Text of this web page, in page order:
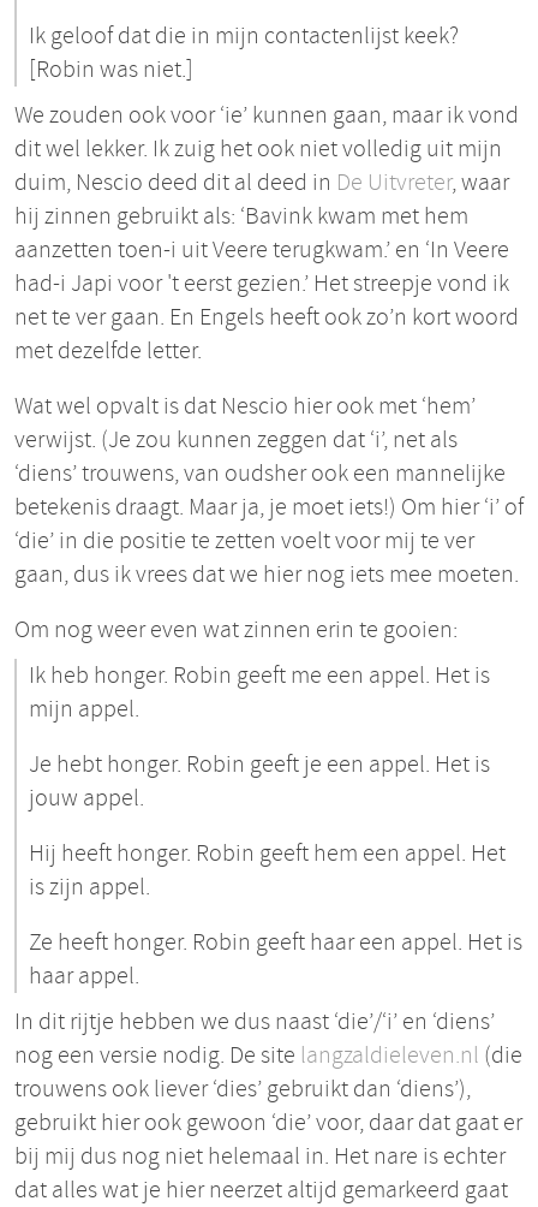
Ik geloof dat die in mijn contactenlijst keek?
[Robin was niet.]
We zouden ook voor ‘ie’ kunnen gaan, maar ik vond
dit wel lekker. Ik zuig het ook niet volledig uit mijn
duim, Nescio deed dit al deed in De Uitvreter, waar
hij zinnen gebruikt als: ‘Bavink kwam met hem
aanzetten toen-i uit Veere terugkwam.’ en ‘In Veere
had-i Japi voor 't eerst gezien.’ Het streepje vond ik
net te ver gaan. En Engels heeft ook zo’n kort woord
met dezelfde letter.
Wat wel opvalt is dat Nescio hier ook met ‘hem’
verwijst. (Je zou kunnen zeggen dat ‘i’, net als
‘diens’ trouwens, van oudsher ook een mannelijke
betekenis draagt. Maar ja, je moet iets!) Om hier ‘i’ of
‘die’ in die positie te zetten voelt voor mij te ver
gaan, dus ik vrees dat we hier nog iets mee moeten.
Om nog weer even wat zinnen erin te gooien:
Ik heb honger. Robin geeft me een appel. Het is
mijn appel.
Je hebt honger. Robin geeft je een appel. Het is
jouw appel.
Hij heeft honger. Robin geeft hem een appel. Het
is zijn appel.
Ze heeft honger. Robin geeft haar een appel. Het is
haar appel.
In dit rijtje hebben we dus naast ‘die’/‘i’ en ‘diens’
nog een versie nodig. De site langzaldieleven.nl (die
trouwens ook liever ‘dies’ gebruikt dan ‘diens’),
gebruikt hier ook gewoon ‘die’ voor, daar dat gaat er
bij mij dus nog niet helemaal in. Het nare is echter
dat alles wat je hier neerzet altijd gemarkeerd gaat